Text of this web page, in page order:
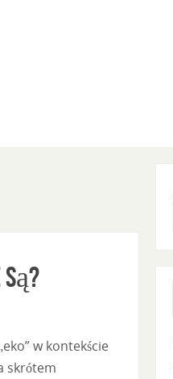
w kontekście
skrótem